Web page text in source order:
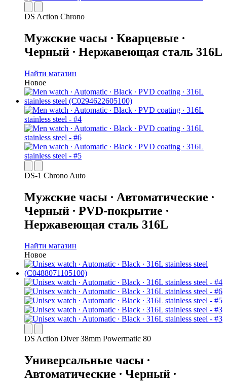
DS Action Chrono
Мужские часы ∙ Кварцевые ∙
Черный ∙ Нержавеющая сталь 316L
Найти магазин
Новое
DS-1 Chrono Auto
Мужские часы ∙ Автоматические ∙
Черный ∙ PVD-покрытие ∙
Нержавеющая сталь 316L
Найти магазин
Новое
DS Action Diver 38mm Powermatic 80
Универсальные часы ∙
Автоматические ∙ Черный ∙